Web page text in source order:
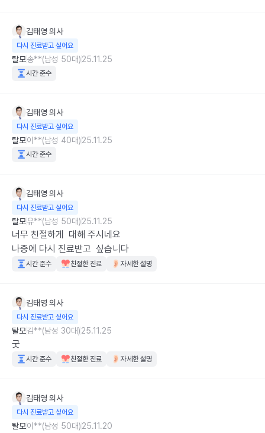
김태영 의사
다시 진료받고 싶어요
탈모송**(남성 50대)25.11.25
시간 준수
김태영 의사
다시 진료받고 싶어요
탈모이**(남성 40대)25.11.25
시간 준수
김태영 의사
다시 진료받고 싶어요
탈모유**(남성 50대)25.11.25
너무 친절하게  대해 주시네요
나중에 다시 진료받고  싶습니다
시간 준수 친절한 진료 자세한 설명
김태영 의사
다시 진료받고 싶어요
탈모김**(남성 30대)25.11.25
굿
시간 준수 친절한 진료 자세한 설명
김태영 의사
다시 진료받고 싶어요
탈모이**(남성 50대)25.11.20